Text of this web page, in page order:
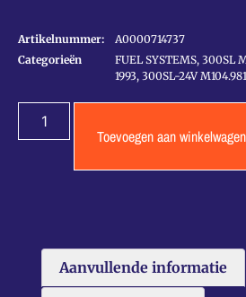
Artikelnummer:
A0000714737
Categorieën
FUEL SYSTEMS, 300SL
1993, 300SL-24V
Toevoegen aan winkelwagen
Aanvullende informatie